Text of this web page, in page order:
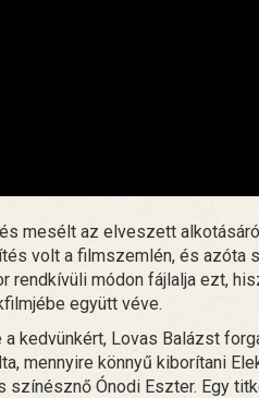
mesélt az elveszett
volt a filmszemlén, és azóta
rendkívüli módon fájlalja ezt,
együtt véve.
kedvünkért, Lovas Balázst
mennyire könnyű kiborítani
Ónodi Eszter. Egy